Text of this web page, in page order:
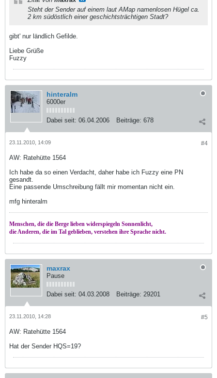
Steht der Sender auf einem laut AMap namenlosen Hügel ca.
2 km südöstlich einer geschichtsträchtigen Stadt?
gibt' nur ländlich Gefilde.
Liebe Grüße
Fuzzy
hinteralm
6000er
Dabei seit: 06.04.2006 Beiträge: 678
#4
23.11.2010, 14:09
AW: Ratehütte 1564
Ich habe da so einen Verdacht, daher habe ich Fuzzy eine PN
gesandt.
Eine passende Umschreibung fällt mir momentan nicht ein.
mfg hinteralm
Menschen, die die Berge lieben widerspiegeln Sonnenlicht,
die Anderen, die im Tal geblieben, verstehen ihre Sprache nicht.
maxrax
Pause
Dabei seit: 04.03.2008 Beiträge: 29201
#5
23.11.2010, 14:28
AW: Ratehütte 1564
Hat der Sender HQS=19?